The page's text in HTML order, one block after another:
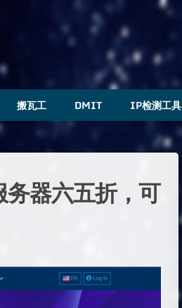
搬瓦工 DMIT IP检测工具
器六五折，可